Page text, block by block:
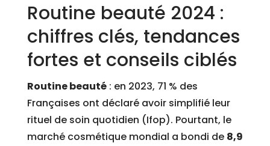
Routine beauté 2024 :
chiffres clés, tendances
fortes et conseils ciblés
Routine beauté: en 2023, 71 % des
Françaises ont déclaré avoir simplifié leur
rituel de soin quotidien (Ifop). Pourtant, le
marché cosmétique mondial a bondi de 8,9